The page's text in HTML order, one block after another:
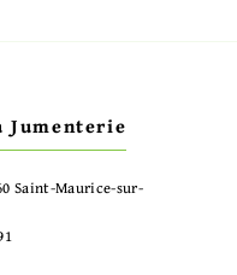
Jumenterie
Saint-Maurice-sur-